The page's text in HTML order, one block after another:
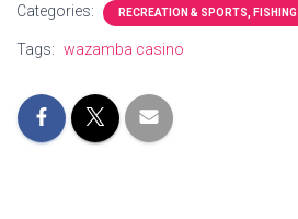
Categories: RECREATION & SPORTS, FISHING
Tags: wazamba casino